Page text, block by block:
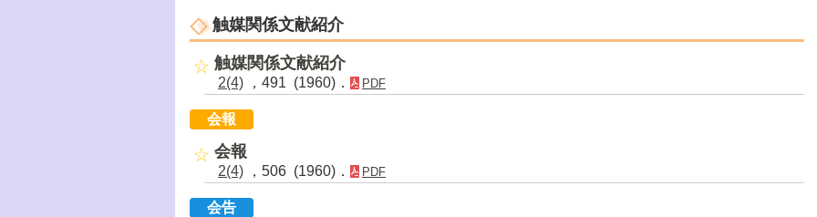
触媒関係文献紹介
触媒関係文献紹介
2(4) ，491 (1960)． PDF
会報
会報
2(4) ，506 (1960)． PDF
会告